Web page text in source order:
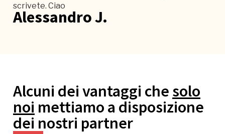
scrivete. Ciao
Alessandro J.
Alcuni dei vantaggi che solo
noi mettiamo a disposizione
dei nostri partner